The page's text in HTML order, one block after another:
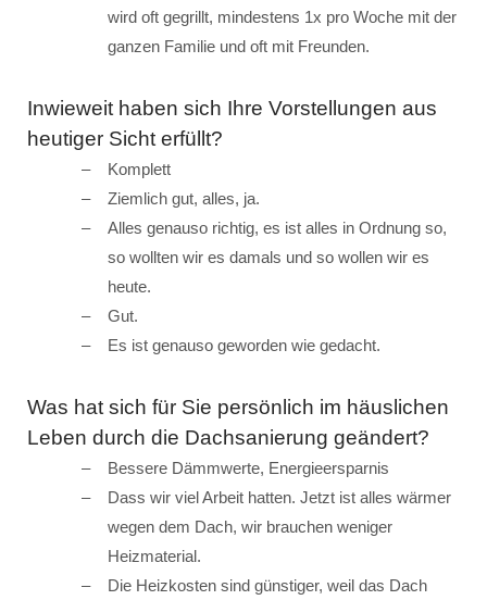
wird oft gegrillt, mindestens 1x pro Woche mit der
ganzen Familie und oft mit Freunden.
Inwieweit haben sich Ihre Vorstellungen aus
heutiger Sicht erfüllt?
Komplett
Ziemlich gut, alles, ja.
Alles genauso richtig, es ist alles in Ordnung so,
so wollten wir es damals und so wollen wir es
heute.
Gut.
Es ist genauso geworden wie gedacht.
Was hat sich für Sie persönlich im häuslichen
Leben durch die Dachsanierung geändert?
Bessere Dämmwerte, Energieersparnis
Dass wir viel Arbeit hatten. Jetzt ist alles wärmer
wegen dem Dach, wir brauchen weniger
Heizmaterial.
Die Heizkosten sind günstiger, weil das Dach